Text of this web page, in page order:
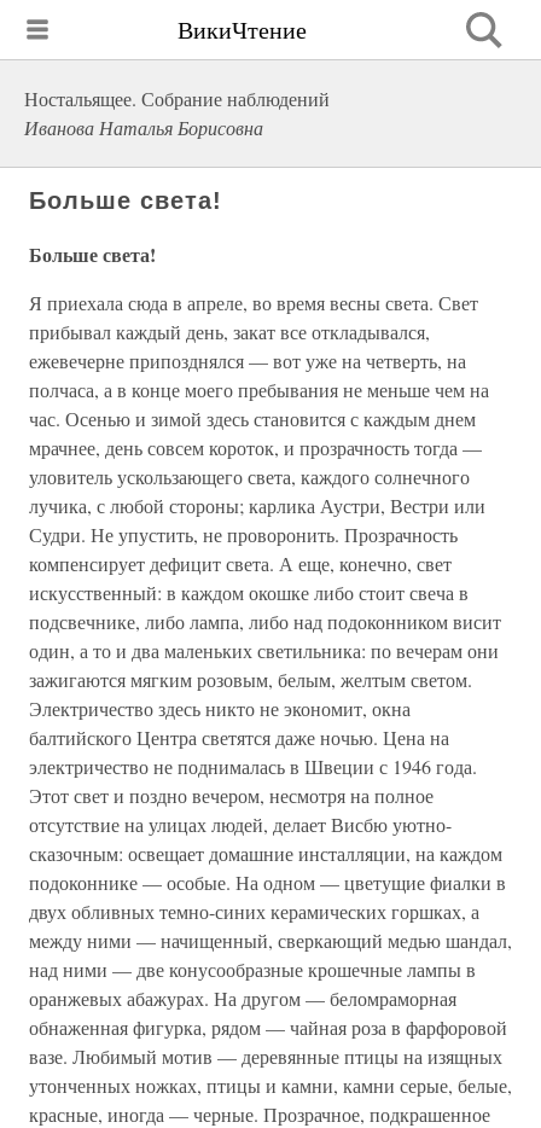
ВикиЧтение
Ностальящее. Собрание наблюдений
Иванова Наталья Борисовна
Больше света!
Больше света!
Я приехала сюда в апреле, во время весны света. Свет
прибывал каждый день, закат все откладывался,
ежевечерне припозднялся — вот уже на четверть, на
полчаса, а в конце моего пребывания не меньше чем на
час. Осенью и зимой здесь становится с каждым днем
мрачнее, день совсем короток, и прозрачность тогда —
уловитель ускользающего света, каждого солнечного
лучика, с любой стороны; карлика Аустри, Вестри или
Судри. Не упустить, не проворонить. Прозрачность
компенсирует дефицит света. А еще, конечно, свет
искусственный: в каждом окошке либо стоит свеча в
подсвечнике, либо лампа, либо над подоконником висит
один, а то и два маленьких светильника: по вечерам они
зажигаются мягким розовым, белым, желтым светом.
Электричество здесь никто не экономит, окна
балтийского Центра светятся даже ночью. Цена на
электричество не поднималась в Швеции с 1946 года.
Этот свет и поздно вечером, несмотря на полное
отсутствие на улицах людей, делает Висбю уютно-
сказочным: освещает домашние инсталляции, на каждом
подоконнике — особые. На одном — цветущие фиалки в
двух обливных темно-синих керамических горшках, а
между ними — начищенный, сверкающий медью шандал,
над ними — две конусообразные крошечные лампы в
оранжевых абажурах. На другом — беломраморная
обнаженная фигурка, рядом — чайная роза в фарфоровой
вазе. Любимый мотив — деревянные птицы на изящных
утонченных ножках, птицы и камни, камни серые, белые,
красные, иногда — черные. Прозрачное, подкрашенное